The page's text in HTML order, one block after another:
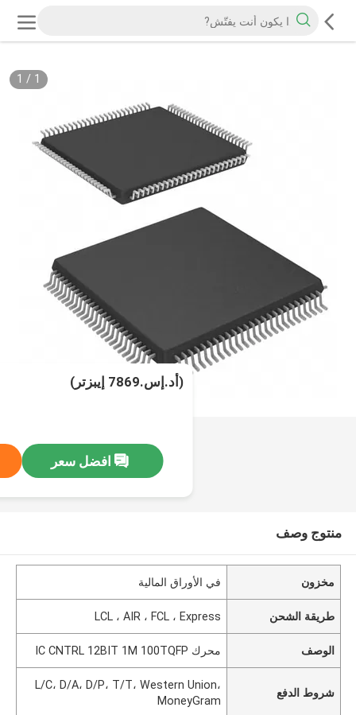
1
/
1
(أد.إس.7869 إيبزتر)
افضل سعر
منتوج وصف
مخزون في الأوراق المالية
طريقة الشحن LCL ، AIR ، FCL ، Express
الوصف محرك IC CNTRL 12BIT 1M 100TQFP
شروط الدفع
L/C، D/A، D/P، T/T، Western Union،
MoneyGram